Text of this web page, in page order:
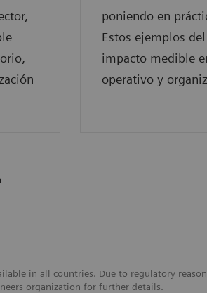
poniendo en
Estos ejemplos
impacto medible
operativo y
in all countries. Due to regulatory
organization for further details.